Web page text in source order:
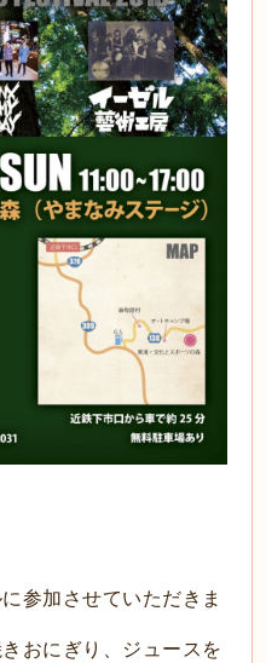
参加させていただきま
おにぎり、ジュースを